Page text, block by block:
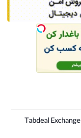
نقد و بررسی صرافی تبدیل – Tabdeal Exchange